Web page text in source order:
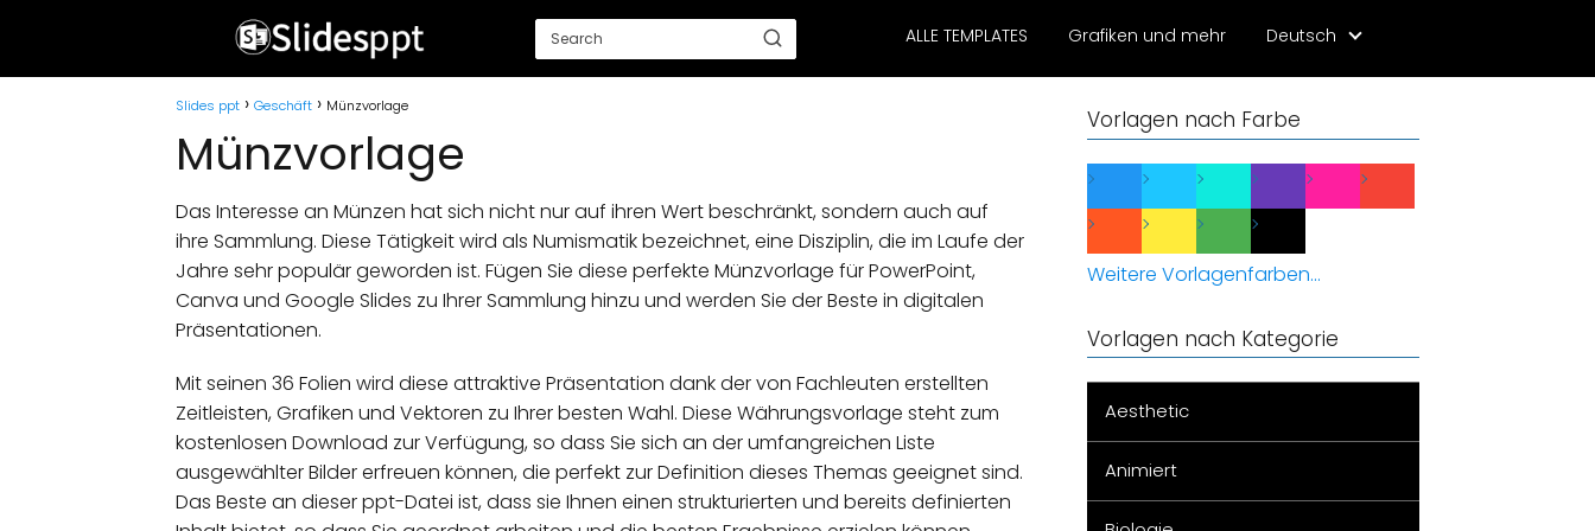
ALLE TEMPLATES Grafiken und mehr Deutsch
Slides ppt Geschäft Münzvorlage
Münzvorlage
Das Interesse an Münzen hat sich nicht nur auf ihren Wert beschränkt, sondern auch auf
ihre Sammlung. Diese Tätigkeit wird als Numismatik bezeichnet, eine Disziplin, die im Laufe der
Jahre sehr populär geworden ist. Fügen Sie diese perfekte Münzvorlage für PowerPoint,
Canva und Google Slides zu Ihrer Sammlung hinzu und werden Sie der Beste in digitalen
Präsentationen.
Mit seinen 36 Folien wird diese attraktive Präsentation dank der von Fachleuten erstellten
Zeitleisten, Grafiken und Vektoren zu Ihrer besten Wahl. Diese Währungsvorlage steht zum
kostenlosen Download zur Verfügung, so dass Sie sich an der umfangreichen Liste
ausgewählter Bilder erfreuen können, die perfekt zur Definition dieses Themas geeignet sind.
Das Beste an dieser ppt-Datei ist, dass sie Ihnen einen strukturierten und bereits definierten
Vorlagen nach Farbe
Weitere Vorlagenfarben...
Vorlagen nach Kategorie
Aesthetic
Animiert